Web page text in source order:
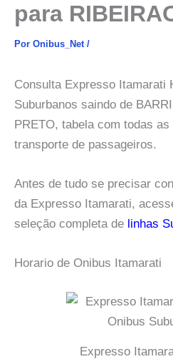
para
Por Onibus_Net /
Consulta Expresso Itamarati
Suburbanos saindo de
PRETO, tabela com todas
transporte de passageiros.
Antes de tudo se precisar
da Expresso Itamarati,
seleção completa de linhas
Horario de Onibus Itamarati
Expresso